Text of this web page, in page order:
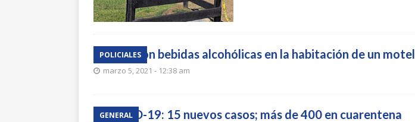
POLICIALES
Hurtaron bebidas alcohólicas en la habitación de un motel
marzo 5, 2021 - 12:38 am
GENERAL
COVID-19: 15 nuevos casos; más de 400 en cuarentena